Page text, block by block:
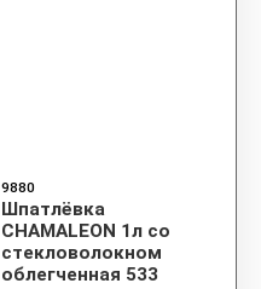
9880
Шпатлёвка
CHAMALEON 1л со
стекловолокном
облегченная 533